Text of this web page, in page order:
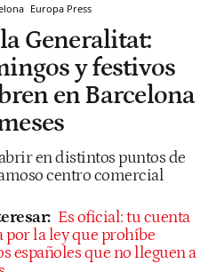
Europa Press
Generalitat:
y festivos
en Barcelona
en distintos puntos de
centro comercial
Es oficial: tu cuenta
por la ley que prohíbe
españoles que no lleguen a